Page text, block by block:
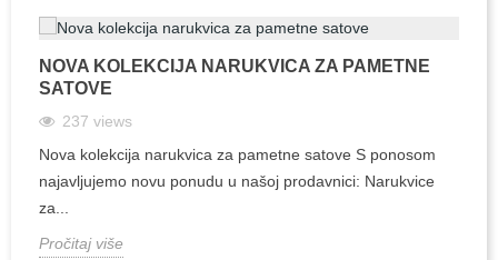
NOVA KOLEKCIJA NARUKVICA ZA PAMETNE
SATOVE
237 views
Nova kolekcija narukvica za pametne satove S ponosom
najavljujemo novu ponudu u našoj prodavnici: Narukvice
za...
Pročitaj više